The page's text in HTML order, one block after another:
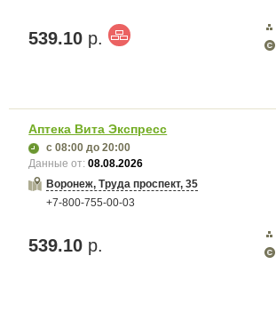
539.10 р.
Аптека Вита Экспресс
с 08:00 до 20:00
Данные от:08.08.2026
Воронеж, Труда проспект, 35
+7-800-755-00-03
539.10 р.